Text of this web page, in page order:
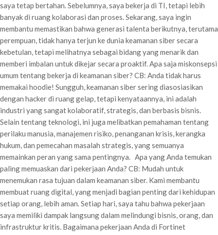
saya tetap bertahan. Sebelumnya, saya bekerja di TI, tetapi lebih
banyak di ruang kolaborasi dan proses. Sekarang, saya ingin
membantu memastikan bahwa generasi talenta berikutnya, terutama
perempuan, tidak hanya terjun ke dunia keamanan siber secara
kebetulan, tetapi melihatnya sebagai bidang yang menarik dan
memberi imbalan untuk dikejar secara proaktif. Apa saja miskonsepsi
umum tentang bekerja di keamanan siber? CB: Anda tidak harus
memakai hoodie! Sungguh, keamanan siber sering diasosiasikan
dengan hacker di ruang gelap, tetapi kenyataannya, ini adalah
industri yang sangat kolaboratif, strategis, dan berbasis bisnis.
Selain tentang teknologi, ini juga melibatkan pemahaman tentang
perilaku manusia, manajemen risiko, penanganan krisis, kerangka
hukum, dan pemecahan masalah strategis, yang semuanya
memainkan peran yang sama pentingnya. Apa yang Anda temukan
paling memuaskan dari pekerjaan Anda? CB: Mudah untuk
menemukan rasa tujuan dalam keamanan siber. Kami membantu
membuat ruang digital, yang menjadi bagian penting dari kehidupan
setiap orang, lebih aman. Setiap hari, saya tahu bahwa pekerjaan
saya memiliki dampak langsung dalam melindungi bisnis, orang, dan
infrastruktur kritis. Bagaimana pekerjaan Anda di Fortinet